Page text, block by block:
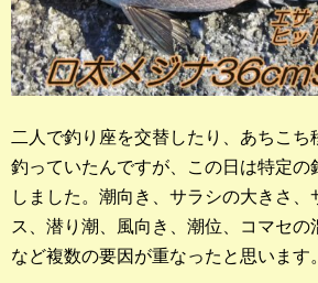
二人で釣り座を交替したり、あちこち
釣っていたんですが、この日は特定の
しました。潮向き、サラシの大きさ、
ス、潜り潮、風向き、潮位、コマセの
など複数の要因が重なったと思います。